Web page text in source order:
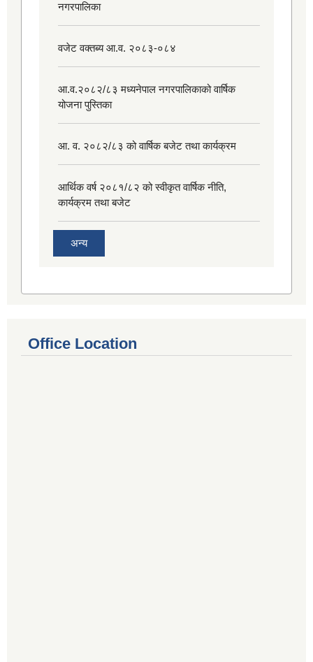
नगरपालिका
वजेट वक्तब्य आ.व. २०८३-०८४
आ.व.२०८२/८३ मध्यनेपाल नगरपालिकाको वार्षिक
योजना पुस्तिका
आ. व. २०८२/८३ को वार्षिक बजेट तथा कार्यक्रम
आर्थिक वर्ष २०८१/८२ को स्वीकृत वार्षिक नीति,
कार्यक्रम तथा बजेट
अन्य
Office Location